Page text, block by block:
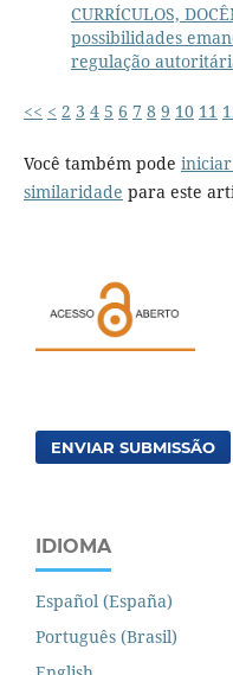
CURRÍCULOS,
possibilidades
regulação
<< < 2 3 4 5 6 7 8 9 10 11
Você também pode iniciar
similaridade para este
ENVIAR SUBMISSÃO
IDIOMA
Español (España)
Português (Brasil)